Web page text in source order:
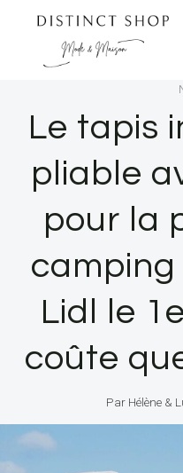
Le tapis
pliable
pour la
camping
Lidl le
coûte
Par Hélène &